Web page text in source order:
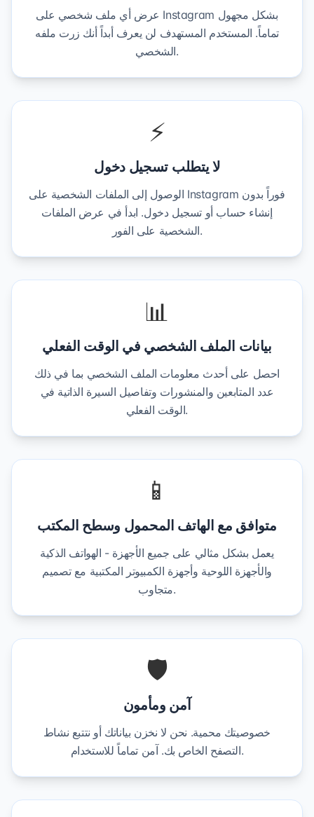
عرض أي ملف شخصي على Instagram بشكل مجهول
تماماً. المستخدم المستهدف لن يعرف أبداً أنك زرت ملفه
الشخصي.
⚡
لا يتطلب تسجيل دخول
الوصول إلى الملفات الشخصية على Instagram فوراً بدون
إنشاء حساب أو تسجيل دخول. ابدأ في عرض الملفات
الشخصية على الفور.
📊
بيانات الملف الشخصي في الوقت الفعلي
احصل على أحدث معلومات الملف الشخصي بما في ذلك
عدد المتابعين والمنشورات وتفاصيل السيرة الذاتية في
الوقت الفعلي.
📱
متوافق مع الهاتف المحمول وسطح المكتب
يعمل بشكل مثالي على جميع الأجهزة - الهواتف الذكية
والأجهزة اللوحية وأجهزة الكمبيوتر المكتبية مع تصميم
متجاوب.
🛡️
آمن ومأمون
خصوصيتك محمية. نحن لا نخزن بياناتك أو نتتبع نشاط
التصفح الخاص بك. آمن تماماً للاستخدام.